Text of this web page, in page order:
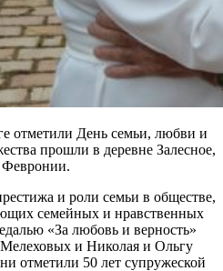
отметили День семьи, любви и
прошли в деревне Залесное,
Февронии.
и роли семьи в обществе,
семейных и нравственных
«За любовь и верность»
и Николая и Ольгу
отметили 50 лет супружеской